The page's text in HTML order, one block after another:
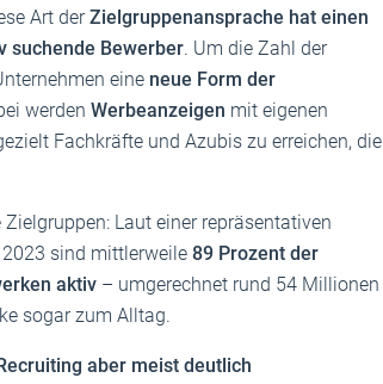
Art derZielgruppenansprache hat einen
suchende Bewerber. Um die Zahl der
eine neue Form der
werden Werbeanzeigen mit eigenen
Fachkräfte und Azubis zu erreichen, die
Laut einer repräsentativen
sind mittlerweile 89 Prozent der
aktiv – umgerechnet rund 54 Millionen
sogar zum Alltag.
aber meist deutlich